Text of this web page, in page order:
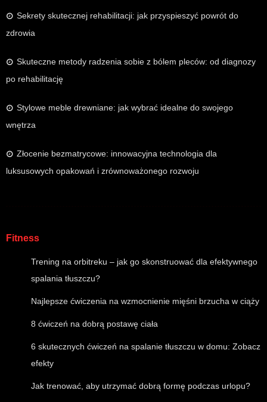
Sekrety skutecznej rehabilitacji: jak przyspieszyć powrót do
zdrowia
Skuteczne metody radzenia sobie z bólem pleców: od diagnozy
po rehabilitację
Stylowe meble drewniane: jak wybrać idealne do swojego
wnętrza
Złocenie bezmatrycowe: innowacyjna technologia dla
luksusowych opakowań i zrównoważonego rozwoju
Fitness
Trening na orbitreku – jak go skonstruować dla efektywnego
spalania tłuszczu?
Najlepsze ćwiczenia na wzmocnienie mięśni brzucha w ciąży
8 ćwiczeń na dobrą postawę ciała
6 skutecznych ćwiczeń na spalanie tłuszczu w domu: Zobacz
efekty
Jak trenować, aby utrzymać dobrą formę podczas urlopu?